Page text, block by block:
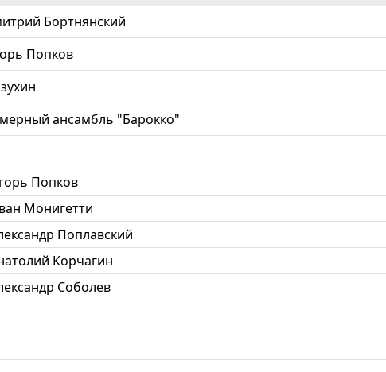
Бортнянский
Попков
ансамбль "Барокко"
Попков
Монигетти
Поплавский
Корчагин
Соболев